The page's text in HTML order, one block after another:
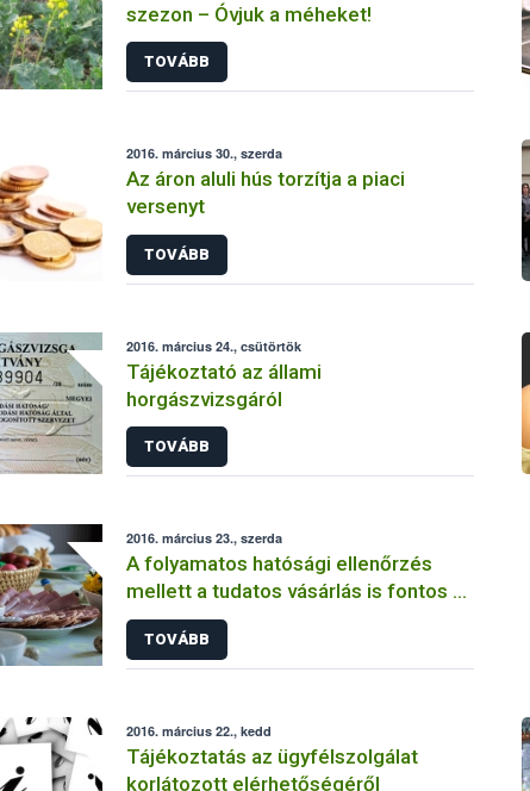
szezon – Óvjuk a méheket!
TOVÁBB
2016. március 30., szerda
Az áron aluli hús torzítja a piaci
versenyt
TOVÁBB
2016. március 24., csütörtök
Tájékoztató az állami
horgászvizsgáról
TOVÁBB
2016. március 23., szerda
A folyamatos hatósági ellenőrzés
mellett a tudatos vásárlás is fontos az
élelmiszerpiacon
TOVÁBB
2016. március 22., kedd
Tájékoztatás az ügyfélszolgálat
korlátozott elérhetőségéről